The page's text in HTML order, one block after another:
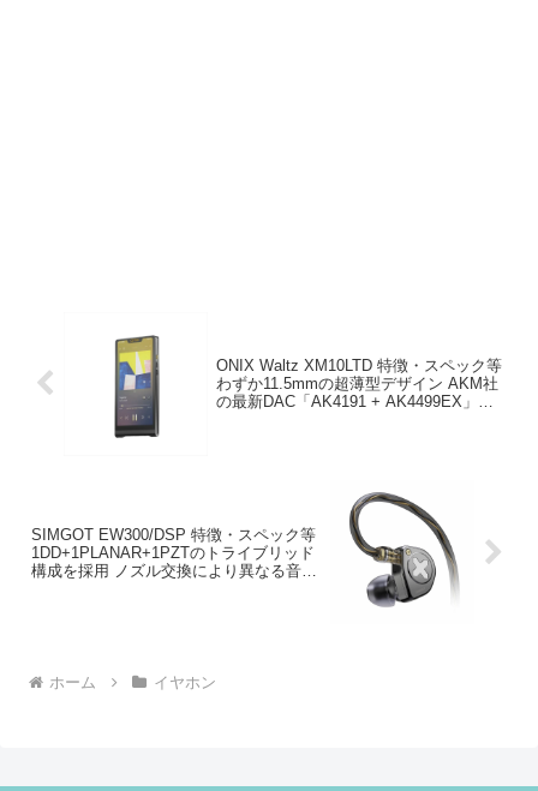
ONIX Waltz XM10LTD 特徴・スペック等
わずか11.5mmの超薄型デザイン AKM社
の最新DAC「AK4191 + AK4499EX」を
SIMGOT EW300/DSP 特徴・スペック等
1DD+1PLANAR+1PZTのトライブリッド
構成を採用 ノズル交換により異なる音質
ホーム イヤホン